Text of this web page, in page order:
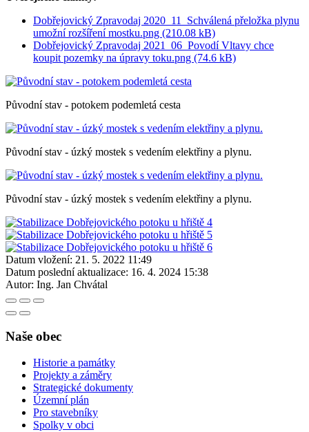
Dobřejovický Zpravodaj 2020_11_Schválená přeložka plynu
umožní rozšíření mostku.png (210.08 kB)
Dobřejovický Zpravodaj 2021_06_Povodí Vltavy chce
koupit pozemky na úpravy toku.png (74.6 kB)
Původní stav - potokem podemletá cesta
Původní stav - úzký mostek s vedením elektřiny a plynu.
Původní stav - úzký mostek s vedením elektřiny a plynu.
Datum vložení: 21. 5. 2022 11:49
Datum poslední aktualizace: 16. 4. 2024 15:38
Autor: Ing. Jan Chvátal
Naše obec
Historie a památky
Projekty a záměry
Strategické dokumenty
Územní plán
Pro stavebníky
Spolky v obci